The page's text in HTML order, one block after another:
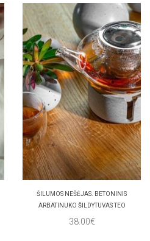
ŠILUMOS NEŠĖJAS. BETONINIS
ARBATINUKO ŠILDYTUVAS TEO
38.00€